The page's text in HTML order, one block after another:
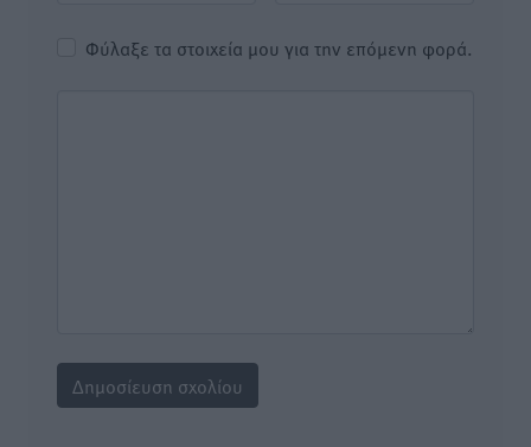
Φύλαξε τα στοιχεία μου για την επόμενη φορά.